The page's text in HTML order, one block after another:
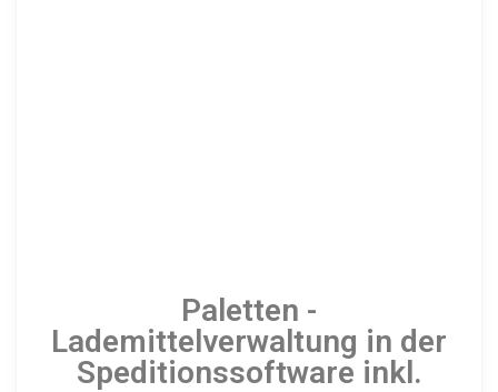
Paletten -
Lademittelverwaltung in der
Speditionssoftware inkl.